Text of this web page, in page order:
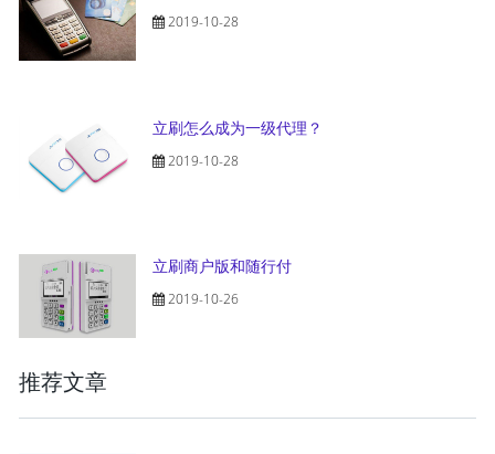
2019-10-28
立刷怎么成为一级代理？
2019-10-28
立刷商户版和随行付
2019-10-26
推荐文章